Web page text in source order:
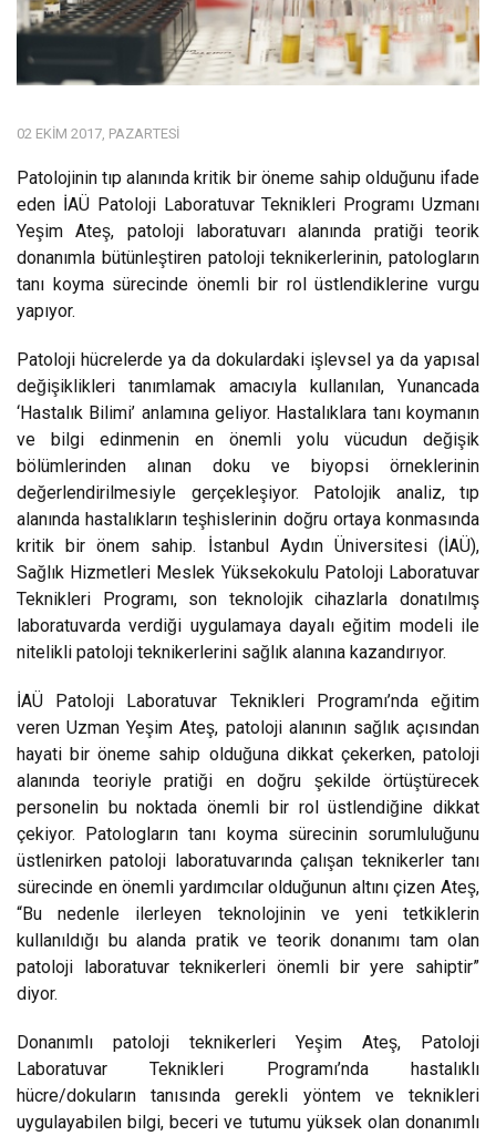
02 EKIM 2017, PAZARTESI
Patolojinin tıp alanında kritik bir öneme sahip olduğunu ifade
eden İAÜ Patoloji Laboratuvar Teknikleri Programı Uzmanı
Yeşim Ateş, patoloji laboratuvarı alanında pratiği teorik
donanımla bütünleştiren patoloji teknikerlerinin, patologların
tanı koyma sürecinde önemli bir rol üstlendiklerine vurgu
yapıyor.
Patoloji hücrelerde ya da dokulardaki işlevsel ya da yapısal
değişiklikleri tanımlamak amacıyla kullanılan, Yunancada
‘Hastalık Bilimi’ anlamına geliyor. Hastalıklara tanı koymanın
ve bilgi edinmenin en önemli yolu vücudun değişik
bölümlerinden alınan doku ve biyopsi örneklerinin
değerlendirilmesiyle gerçekleşiyor. Patolojik analiz, tıp
alanında hastalıkların teşhislerinin doğru ortaya konmasında
kritik bir önem sahip. İstanbul Aydın Üniversitesi (İAÜ),
Sağlık Hizmetleri Meslek Yüksekokulu Patoloji Laboratuvar
Teknikleri Programı, son teknolojik cihazlarla donatılmış
laboratuvarda verdiği uygulamaya dayalı eğitim modeli ile
nitelikli patoloji teknikerlerini sağlık alanına kazandırıyor.
İAÜ Patoloji Laboratuvar Teknikleri Programı’nda eğitim
veren Uzman Yeşim Ateş, patoloji alanının sağlık açısından
hayati bir öneme sahip olduğuna dikkat çekerken, patoloji
alanında teoriyle pratiği en doğru şekilde örtüştürecek
personelin bu noktada önemli bir rol üstlendiğine dikkat
çekiyor. Patologların tanı koyma sürecinin sorumluluğunu
üstlenirken patoloji laboratuvarında çalışan teknikerler tanı
sürecinde en önemli yardımcılar olduğunun altını çizen Ateş,
“Bu nedenle ilerleyen teknolojinin ve yeni tetkiklerin
kullanıldığı bu alanda pratik ve teorik donanımı tam olan
patoloji laboratuvar teknikerleri önemli bir yere sahiptir”
diyor.
Donanımlı patoloji teknikerleri Yeşim Ateş, Patoloji
Laboratuvar Teknikleri Programı’nda hastalıklı
hücre/dokuların tanısında gerekli yöntem ve teknikleri
uygulayabilen bilgi, beceri ve tutumu yüksek olan donanımlı